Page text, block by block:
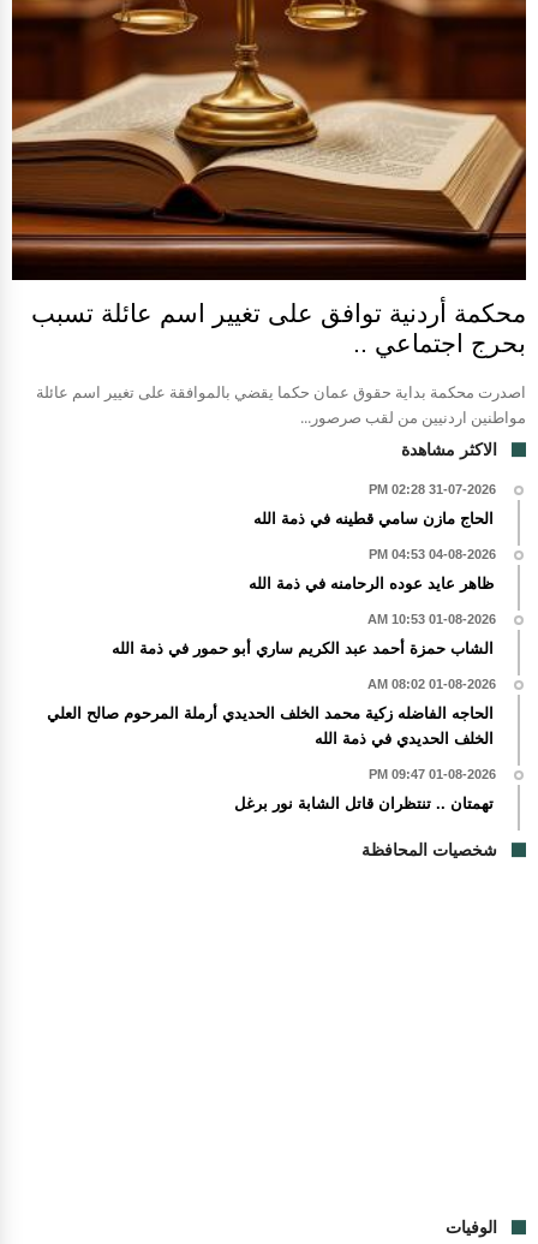
محكمة أردنية توافق على تغيير اسم عائلة تسبب
بحرج اجتماعي ..
اصدرت محكمة بداية حقوق عمان حكما يقضي بالموافقة على تغيير اسم عائلة
مواطنين اردنيين من لقب صرصور...
الاكثر مشاهدة
31-07-2026 02:28 PM
الحاج مازن سامي قطينه في ذمة الله
04-08-2026 04:53 PM
ظاهر عايد عوده الرحامنه في ذمة الله
01-08-2026 10:53 AM
الشاب حمزة أحمد عبد الكريم ساري أبو حمور في ذمة الله
01-08-2026 08:02 AM
الحاجه الفاضله زكية محمد الخلف الحديدي أرملة المرحوم صالح العلي
الخلف الحديدي في ذمة الله
01-08-2026 09:47 PM
تهمتان .. تنتظران قاتل الشابة نور برغل
شخصيات المحافظة
الوفيات